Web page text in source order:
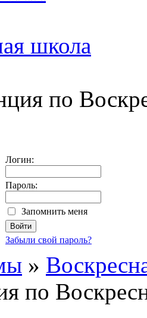
школа
по
Логин:
Пароль:
Запомнить меня
Забыли свой пароль?
»
по